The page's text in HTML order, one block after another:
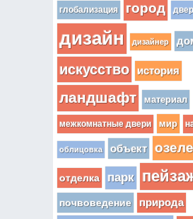
глобализация город
дизайн дизайнер
искусство история
ландшафт материал
межкомнатные двери мир
облицовка объект
отделка парк
почвоведение природа